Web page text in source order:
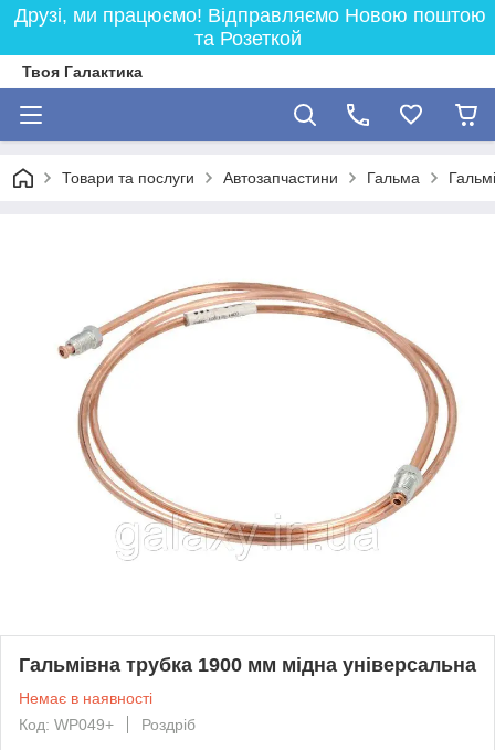
Друзі, ми працюємо! Відправляємо Новою поштою
та Розеткой
Твоя Галактика
Товари та послуги Автозапчастини Гальма
Гальмівна трубка 1900 мм мідна універсальна
Немає в наявності
Код: WP049+
Роздріб